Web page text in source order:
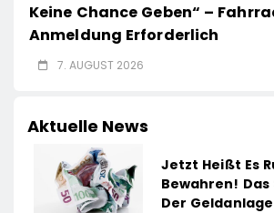
Keine Chance Geben“ –
Anmeldung Erforderlich
7. AUGUST 2026
Aktuelle News
Jetzt Heißt Es
Bewahren! Das
Der